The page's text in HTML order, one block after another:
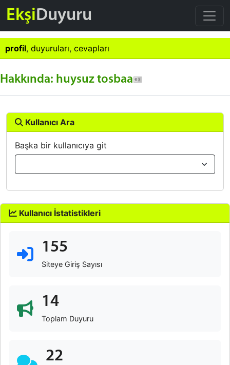
EkşiDuyuru
profil, duyuruları, cevapları
Hakkında: huysuz tosbaa
Kullanıcı Ara
Başka bir kullanıcıya git
Kullanıcı İstatistikleri
155
Siteye Giriş Sayısı
14
Toplam Duyuru
22